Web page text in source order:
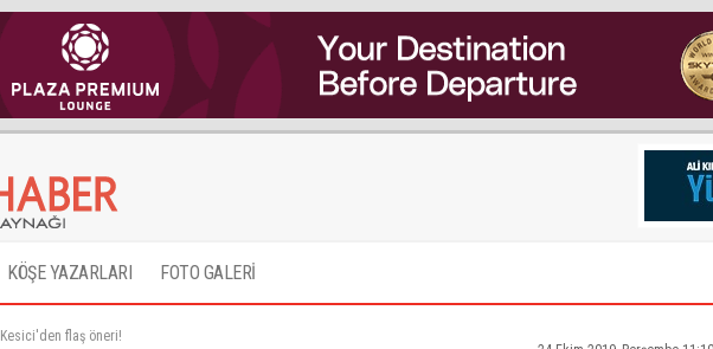
KÖŞE YAZARLARI FOTO GALERİ
flaş öneri!